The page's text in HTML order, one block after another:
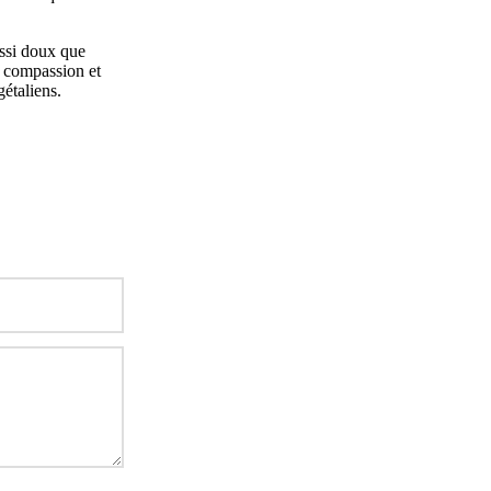
doux que
et